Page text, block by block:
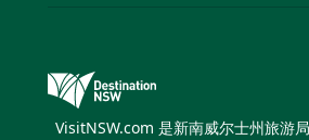
新南威尔士州旅游局媒体中心
缤纷悉尼灯光音乐节
VisitNSW.com 是新南威尔士州旅游局